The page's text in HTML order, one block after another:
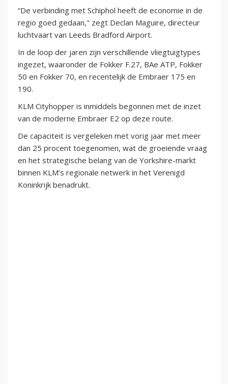
“De verbinding met Schiphol heeft de economie in de
regio goed gedaan," zegt Declan Maguire, directeur
luchtvaart van Leeds Bradford Airport.
In de loop der jaren zijn verschillende vliegtuigtypes
ingezet, waaronder de Fokker F.27, BAe ATP, Fokker
50 en Fokker 70, en recentelijk de Embraer 175 en
190.
KLM Cityhopper is inmiddels begonnen met de inzet
van de moderne Embraer E2 op deze route.
De capaciteit is vergeleken met vorig jaar met meer
dan 25 procent toegenomen, wat de groeiende vraag
en het strategische belang van de Yorkshire-markt
binnen KLM’s regionale netwerk in het Verenigd
Koninkrijk benadrukt.